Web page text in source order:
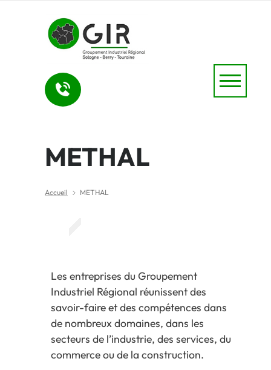
METHAL
Accueil METHAL
Les entreprises du Groupement
Industriel Régional réunissent des
savoir-faire et des compétences dans
de nombreux domaines, dans les
secteurs de l’industrie, des services, du
commerce ou de la construction.